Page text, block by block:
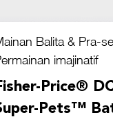
Balita & Pra-
imajinatif
Price®
Pets™